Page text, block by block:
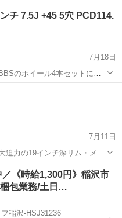
ツ
チ 7.5J +45 5穴 PCD114.
7月18日
かつ作りの良いモデルとして
ホイール
7月11日
ります。 ピアスボル
ップ向けホイールです。 深
ホイール
《時給1,300円》稲沢市
包業務/土日…
稲沢-HSJ31236